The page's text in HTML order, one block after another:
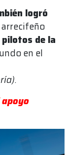
logró
arrecifeño
de la
en el
.